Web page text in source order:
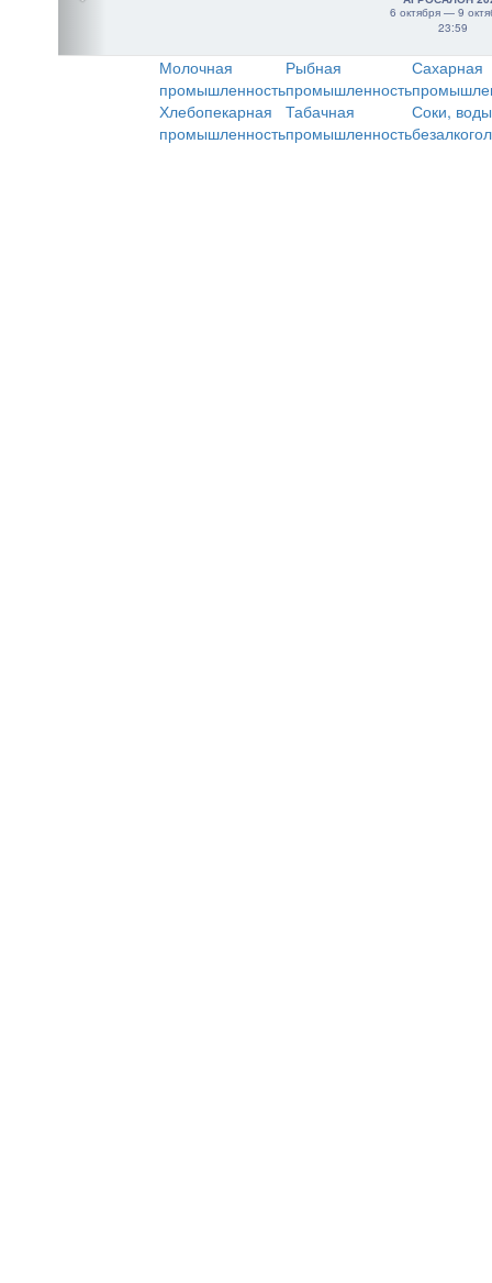
6 октября — 9
23:59
Молочная
промышленность
Рыбная
промышленность
Сахарная
Хлебопекарная
промышленность
Табачная
промышленность
Соки,